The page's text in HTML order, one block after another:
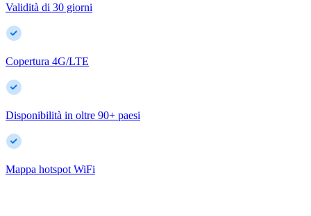
Validità di 30 giorni
Copertura 4G/LTE
Disponibilità in oltre 90+ paesi
Mappa hotspot WiFi